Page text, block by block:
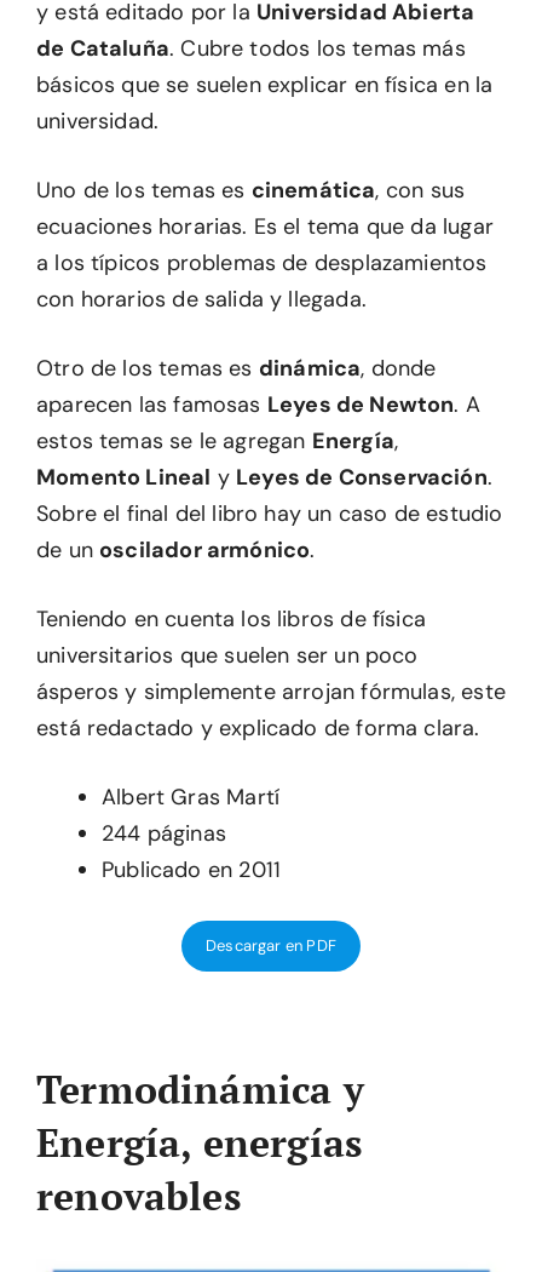
y está editado por la Universidad Abierta
de Cataluña. Cubre todos los temas más
básicos que se suelen explicar en física en la
universidad.
Uno de los temas es cinemática, con sus
ecuaciones horarias. Es el tema que da lugar
a los típicos problemas de desplazamientos
con horarios de salida y llegada.
Otro de los temas es dinámica, donde
aparecen las famosas Leyes de Newton. A
estos temas se le agregan Energía,
Momento Lineal y Leyes de Conservación.
Sobre el final del libro hay un caso de estudio
de un oscilador armónico.
Teniendo en cuenta los libros de física
universitarios que suelen ser un poco
ásperos y simplemente arrojan fórmulas, este
está redactado y explicado de forma clara.
Albert Gras Martí
244 páginas
Publicado en 2011
Descargar en PDF
Termodinámica y
Energía, energías
renovables